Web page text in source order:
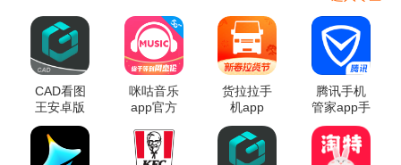
CAD看图
王安卓版
咪咕音乐
app官方
货拉拉手
机app
腾讯手机
管家app手
机版